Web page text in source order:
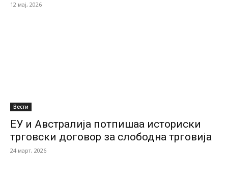
12 мај, 2026
Вести
ЕУ и Австралија потпишаа историски
трговски договор за слободна трговија
24 март, 2026